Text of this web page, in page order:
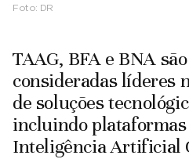
Foto: DR
TAAG, BFA e BNA
consideradas líderes
de soluções
incluindo
Inteligência Artificial